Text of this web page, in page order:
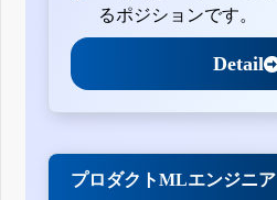
るポジションです。
Detail
プロダクトMLエンジニア